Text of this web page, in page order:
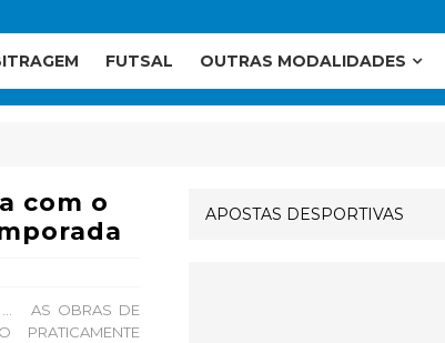
FUTSAL OUTRAS MODALIDADES
com o
AS OBRAS DE
APOSTAS DESPORTIVAS